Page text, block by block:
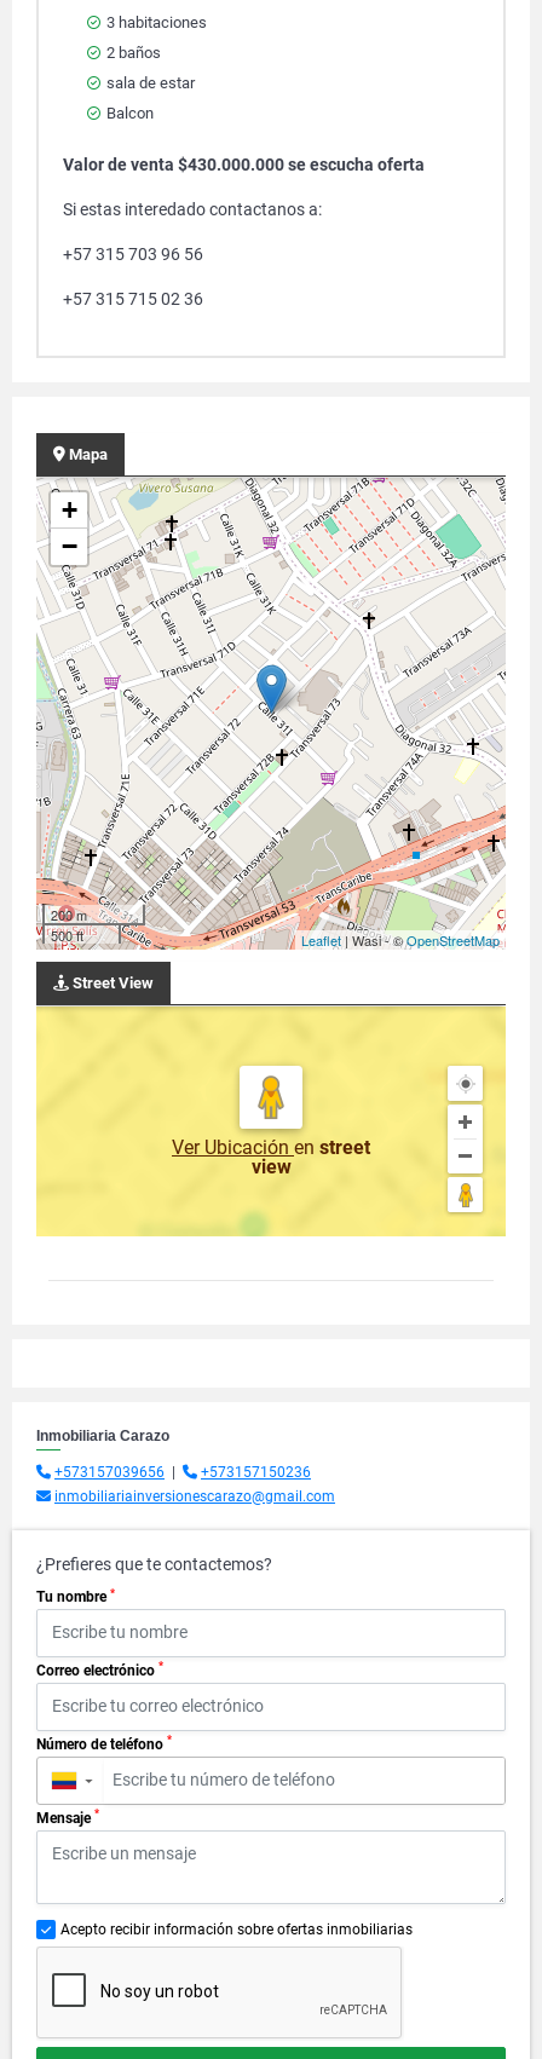
3 habitaciones
2 baños
sala de estar
Balcon
Valor de venta $430.000.000 se escucha oferta
Si estas interedado contactanos a:
+57 315 703 96 56
+57 315 715 02 36
Mapa
+
−
200 m
500 ft
Leaflet | Wasi - ©OpenStreetMap
Street View
Ver Ubicación en street
view
Inmobiliaria Carazo
+573157039656
+573157150236
inmobiliariainversionescarazo@gmail.com
¿Prefieres que te contactemos?
Tu nombre *
Correo electrónico *
Número de teléfono *
▼
Mensaje *
Acepto recibir información sobre ofertas inmobiliarias